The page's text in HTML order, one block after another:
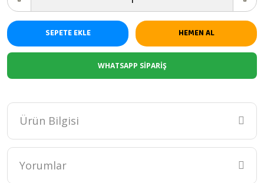
SEPETE EKLE HEMEN AL
WHATSAPP SİPARİŞ
Ürün Bilgisi
Kız Çocuk Pembe Unicorn Desenli Uzun Kollu Önlük
Yorumlar